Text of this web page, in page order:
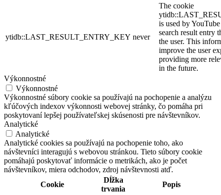
ytidb::LAST_RESULT_ENTRY_KEY never
The cookie
is used by
search result entry
the user. This
improve the user
providing more
in the future.
Výkonnostné
Výkonnostné
Výkonnostné súbory cookie sa používajú na pochopenie a analýzu
kľúčových indexov výkonnosti webovej stránky, čo pomáha pri
poskytovaní lepšej používateľskej skúsenosti pre návštevníkov.
Analytické
Analytické
Analytické cookies sa používajú na pochopenie toho, ako
návštevníci interagujú s webovou stránkou. Tieto súbory cookie
pomáhajú poskytovať informácie o metrikách, ako je počet
návštevníkov, miera odchodov, zdroj návštevnosti atď.
Cookie
Dĺžka
trvania
Popis